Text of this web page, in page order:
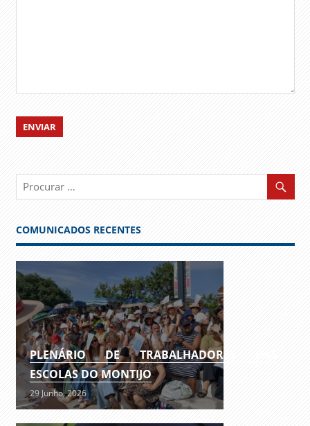
COMUNICADOS RECENTES
PLENÁRIO DE TRABALHADORES DAS
ESCOLAS DO MONTIJO
29 Junho, 2026